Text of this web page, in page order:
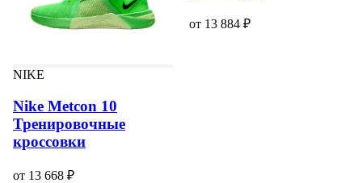
NIKE
Nike Metcon 10
Тренировочные
кроссовки
от 13 668 ₽
от 13 884 ₽